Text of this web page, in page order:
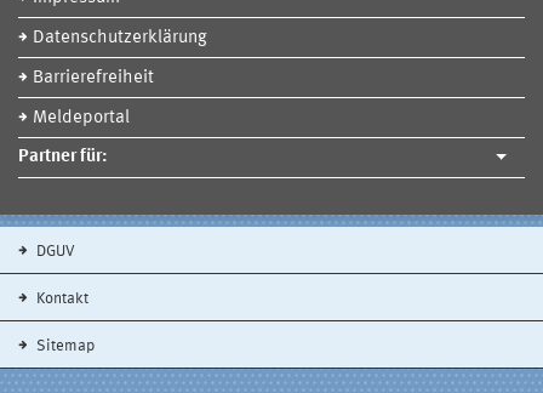
Datenschutzerklärung
Barrierefreiheit
Meldeportal
Partner für:
DGUV
Kontakt
Sitemap